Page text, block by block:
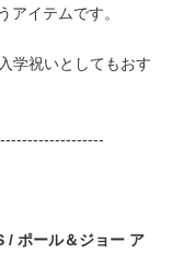
アイテムです。
学祝いとしてもおす
ポール＆ジョー ア